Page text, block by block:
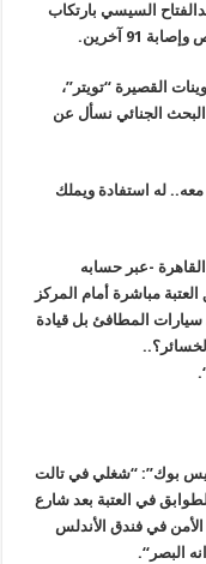
السيسي بارتكاب
.
القصيرة “تويتر”،
: “حريق القاهرة 1952 و2016.. في البحث الجنائي نسأل عن
له استفادة ويملك
القاهرة -عبر حسابه
مباشرة أمام المركز
المطافئ بل قيادة
بوك”: “شغلي في تالت
في العتبة بعد شارع
الأمن في فندق الأندلس
البصر“.